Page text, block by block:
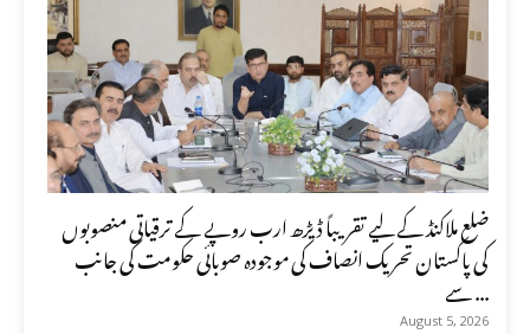
ضلع ملاکنڈ کے لیے تقریباً ڈیڑھ ارب روپے کے ترقیاتی منصوبوں
کی پاکستان تحریک انصاف کی موجودہ صوبائی حکومت کی جانب
سے ...
August 5, 2026